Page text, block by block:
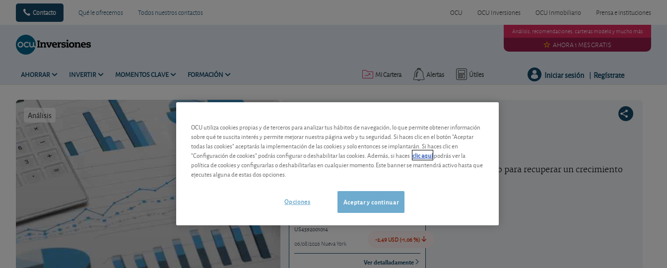
Contacto Qué le ofrecemos Todos nuestros contactos OCU OCU Inversiones OCU Inmobiliario Prensa e instituciones
AHORRAR INVERTIR MOMENTOS CLAVE FORMACIÓN Útiles
Alertas
Mi Cartera
Análisis, recomendaciones, carteras modelo y mucho más
AHORA 1 MES GRATIS
Iniciar sesión | Regístrate
Análisis
IBM, cambio de consejo
Las dificultades del grupo tecnológico norteamericano para recuperar un crecimiento
US4592001014
06/08/2026 Nueva York
-2,49 USD (-1,06 %)
Ver detalladamente
OCU utiliza cookies propias y de terceros para analizar tus hábitos de navegación, lo que permite obtener información
sobre qué te suscita interés y permite mejorar nuestra página web y tu seguridad. Si haces clic en el botón "Aceptar
todas las cookies" aceptarás la implementación de las cookies y solo entonces se implantarán. Si haces clic en
"Configuración de cookies" podrás configurar o deshabilitar las cookies. Además, si haces clic aquípodrás ver la
política de cookies y configurarlas o deshabilitarlas en cualquier momento. Este banner se mantendrá activo hasta que
ejecutes alguna de estas dos opciones.
Aceptar y continuar
Opciones